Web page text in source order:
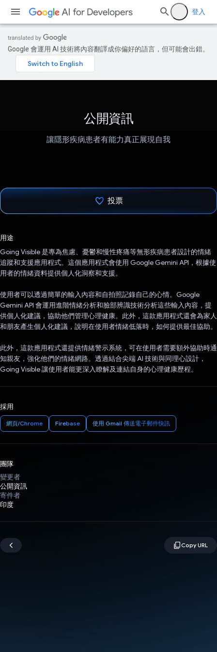
登入
Google 會運用 AI 技術將內容翻譯成你偏好的語言，但可能會出錯。
公開資訊
讓隱形疾病患者有能力真正展現自我
投票
用途
Going Visible 是專為焦慮、憂鬱和慢性疼痛等無形疾病患者設計的情緒
追蹤和支援應用程式。這個應用程式會使用 Google Gemini API，根據使
用者的情緒資料提供個人化洞察和支援。
使用者可以透過簡單的輸入內容和自拍照記錄自己的心情。Google
Gemini API 會運用進階情緒分析和臉部辨識技術分析這些輸入內容，提
供個人化建議，協助他們管理心理健康。此外，這款應用程式還會為家人
和朋友產生個人化建議，說明在使用者情緒低落時，如何提供最佳協助。
此外，這款應用程式還提供情緒警示系統，可在使用者需要額外協助時通
知親友，強化他們的情緒網路。透過結合尖端 AI 技術與同理心設計，
Going Visible 讓使用者能更深入瞭解及連結自身的心理健康歷程。
採用
網頁/Chrome Firebase 使用 Gmail 傳送電子郵件快訊
團隊
變更者
公開資訊
寄件者
印度